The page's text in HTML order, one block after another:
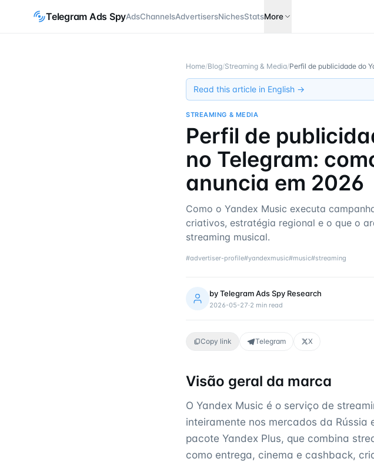
Telegram Ads SpyAdsChannelsAdvertisersNichesStatsMore
Home/Blog/Streaming & Media/Perfil de publicidade do
Read this article in English →
STREAMING & MEDIA
Perfil de
no Telegram:
anuncia em 2026
Como o Yandex Music executa
criativos, estratégia regional e o que o
streaming musical.
#advertiser-profile#yandexmusic#music#streaming
byTelegram Ads Spy Research
2026-05-27·2 min read
Copy link Telegram X
Visão geral da marca
O Yandex Music é o serviço de
inteiramente nos mercados da
pacote Yandex Plus, que combina
como entrega, cinema e cashback,